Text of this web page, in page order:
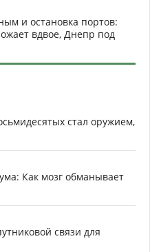
и остановка портов:
вдвое, Днепр под
стал оружием,
Как мозг обманывает
связи для